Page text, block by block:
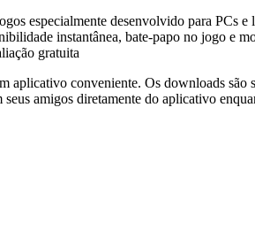
especialmente desenvolvido para PCs
instantânea, bate-papo no jogo e
gratuita
aplicativo conveniente. Os downloads
amigos diretamente do aplicativo